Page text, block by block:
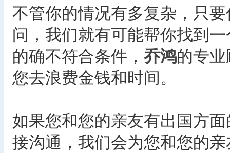
不管你的情况有多复杂，只
问，我们就有可能帮你找到
的确不符合条件， 乔鸿的专
您去浪费金钱和时间。
如果您和您的亲友有出国方
接沟通，我们会为您和您的